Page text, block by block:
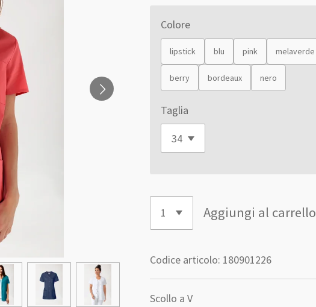
Colore
lipstick blu pink melaverde
berry bordeaux nero
Taglia
Aggiungi al carrello
Codice articolo: 180901226
Scollo a V